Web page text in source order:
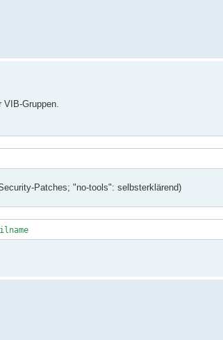
Gruppen.
Patches; "no-tools": selbsterklärend)